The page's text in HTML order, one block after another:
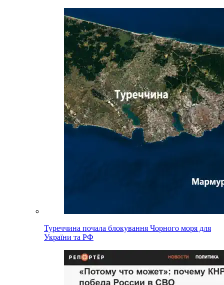
Туреччина почала блокування Чорного моря для
України та РФ